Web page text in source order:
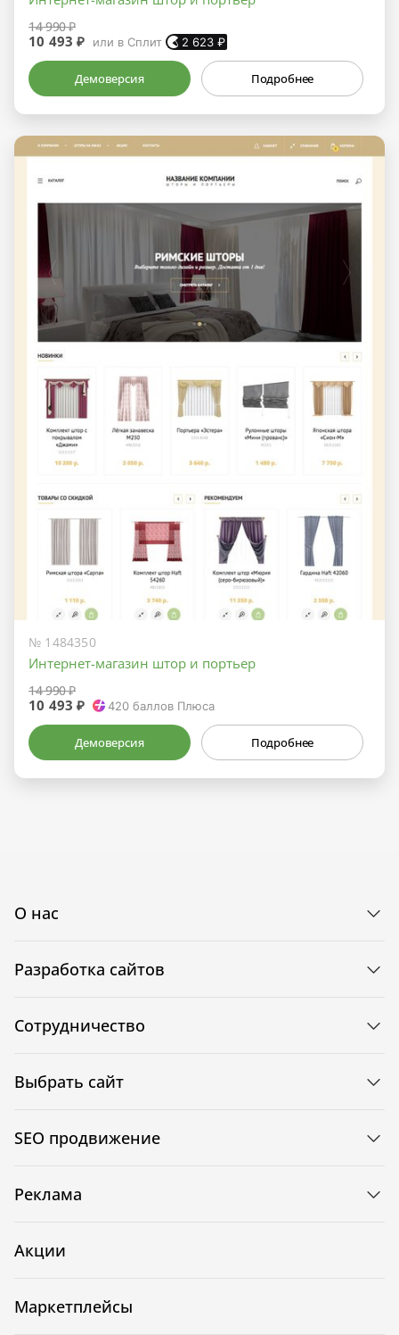
14 990 ₽
10 493 ₽ или в Сплит 2 623₽
Демоверсия Подробнее
№ 1484350
Интернет-магазин штор и портьер
14 990 ₽
10 493 ₽ 420баллов Плюса
Демоверсия Подробнее
О нас
Разработка сайтов
Сотрудничество
Выбрать сайт
SEO продвижение
Реклама
Акции
Маркетплейсы